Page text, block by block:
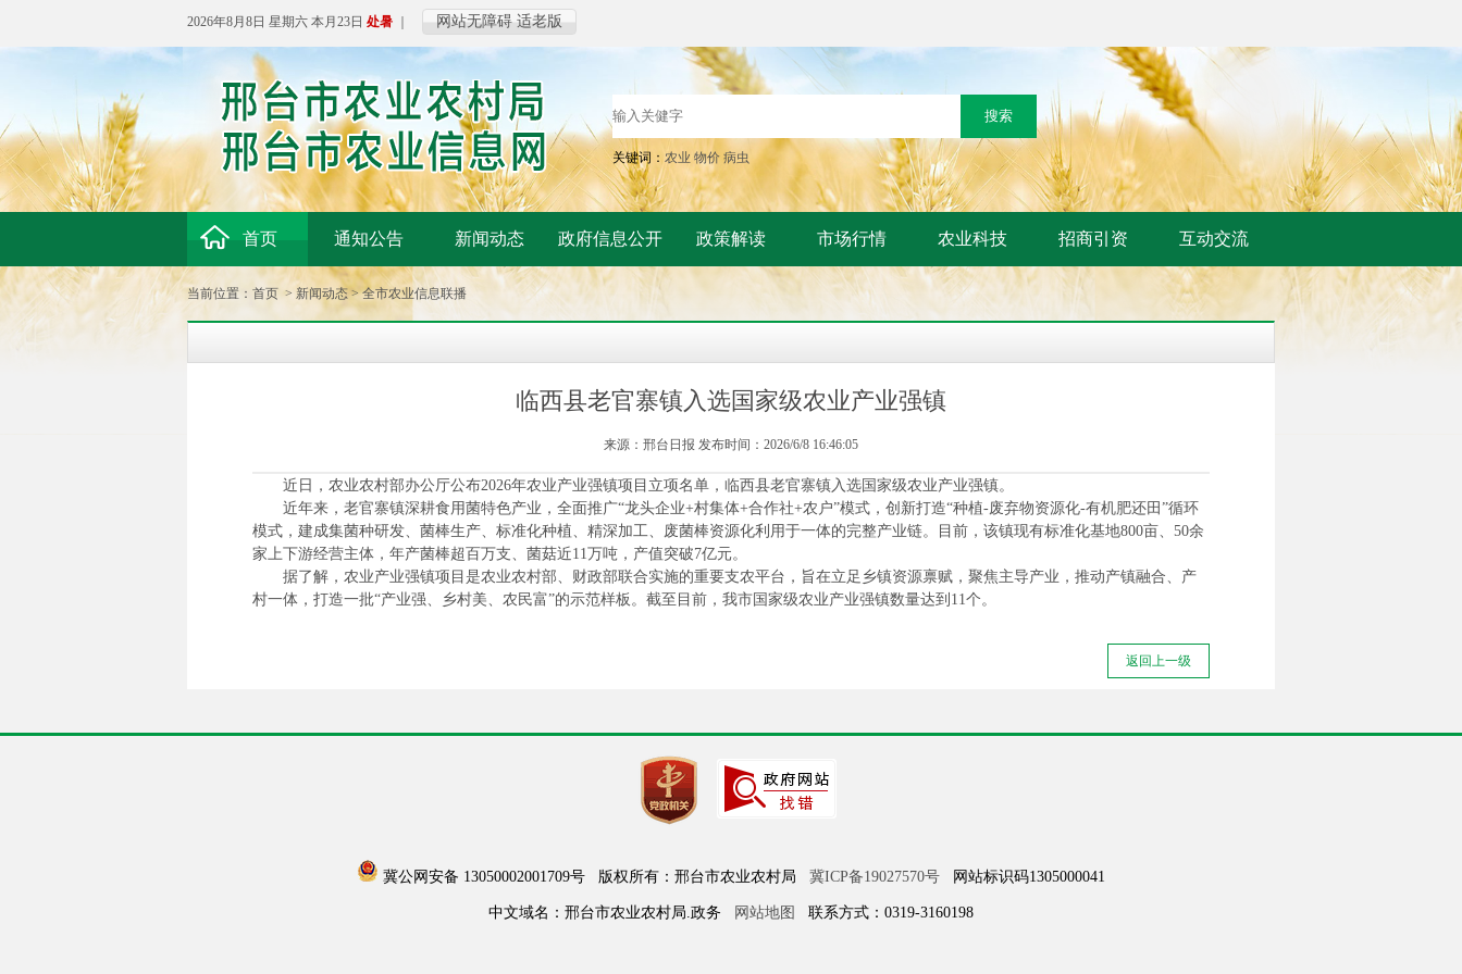
2026年8月8日 星期六 本月23日 处暑 网站无障碍 适老版
关键词： 农业 物价 病虫
首页 通知公告 新闻动态 政府信息公开 政策解读 市场行情 农业科技 招商引资 互动交流
当前位置： 首页 > 新闻动态>全市农业信息联播
临西县老官寨镇入选国家级农业产业强镇
来源：邢台日报 发布时间：2026/6/8 16:46:05
近日，农业农村部办公厅公布2026年农业产业强镇项目立项名单，临西县老官寨镇入选国家级农业产业强镇。
近年来，老官寨镇深耕食用菌特色产业，全面推广“龙头企业+村集体+合作社+农户”模式，创新打造“种植-废弃物资源化-有机肥还田”循环
模式，建成集菌种研发、菌棒生产、标准化种植、精深加工、废菌棒资源化利用于一体的完整产业链。目前，该镇现有标准化基地800亩、50余
家上下游经营主体，年产菌棒超百万支、菌菇近11万吨，产值突破7亿元。
据了解，农业产业强镇项目是农业农村部、财政部联合实施的重要支农平台，旨在立足乡镇资源禀赋，聚焦主导产业，推动产镇融合、产
村一体，打造一批“产业强、乡村美、农民富”的示范样板。截至目前，我市国家级农业产业强镇数量达到11个。
返回上一级
冀公网安备 13050002001709号 版权所有：邢台市农业农村局 冀ICP备19027570号 网站标识码1305000041
中文域名：邢台市农业农村局.政务 网站地图 联系方式：0319-3160198